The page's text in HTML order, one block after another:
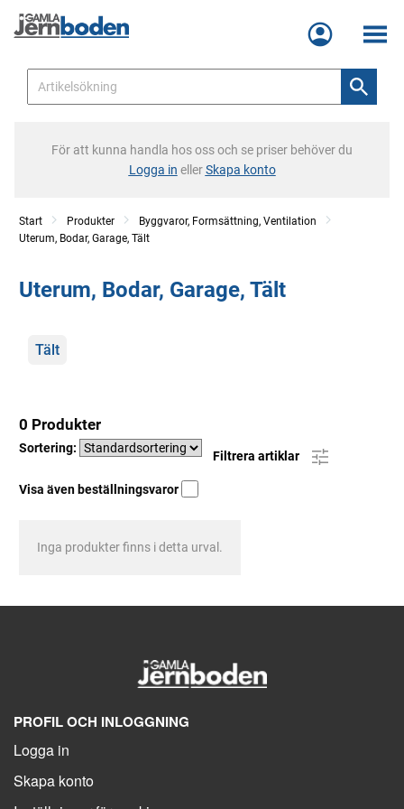
Meny
För att kunna handla hos oss och se priser behöver du
Logga in ellerSkapa konto
Start Produkter
Byggvaror, Formsättning, Ventilation
Uterum, Bodar, Garage, Tält
Uterum, Bodar, Garage, Tält
Kategorier
Tält
0 Produkter
Sortering:
Filtrera artiklar
Visa även beställningsvaror
Inga produkter finns i detta urval.
PROFIL OCH INLOGGNING
Logga in
Skapa konto